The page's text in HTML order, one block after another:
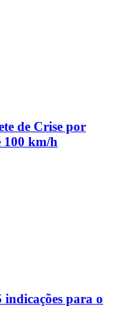
de Crise por
100 km/h
indicações para o